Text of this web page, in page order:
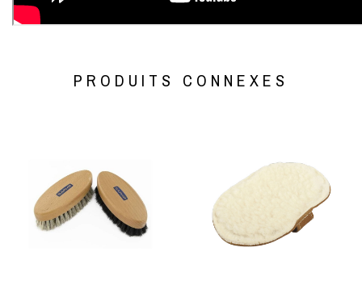
PRODUITS CONNEXES